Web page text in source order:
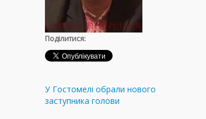
Поділитися:
У Гостомелі обрали нового
заступника голови